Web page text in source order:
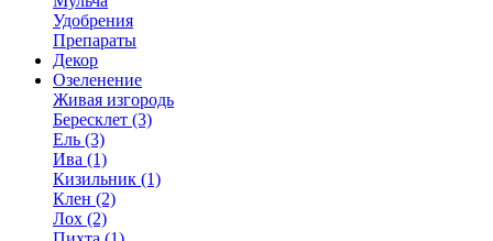
Удобрения
Препараты
Декор
Озеленение
Живая изгородь
Бересклет (3)
Ель (3)
Ива (1)
Кизильник (1)
Клен (2)
Лох (2)